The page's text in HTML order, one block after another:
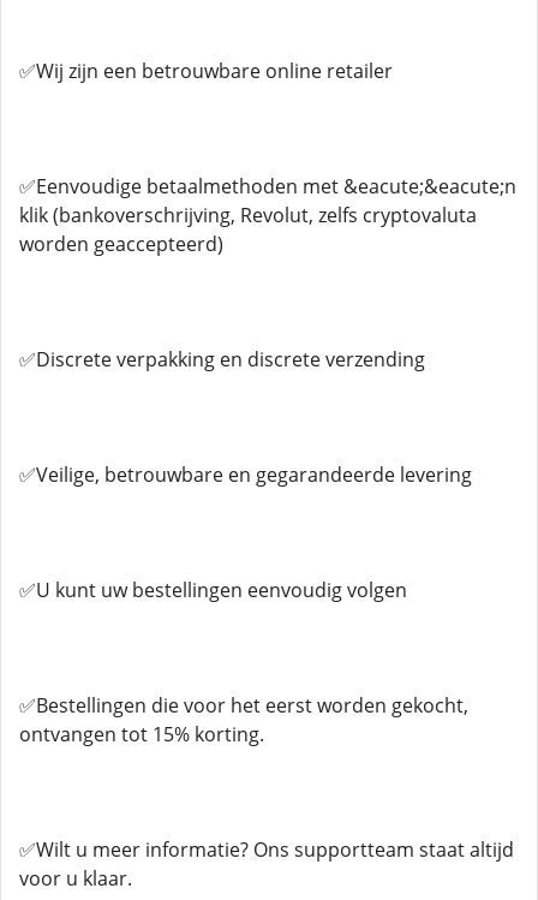
✅Wij zijn een betrouwbare online retailer
✅Eenvoudige betaalmethoden met &eacute;&eacute;n
klik (bankoverschrijving, Revolut, zelfs cryptovaluta
worden geaccepteerd)
✅Discrete verpakking en discrete verzending
✅Veilige, betrouwbare en gegarandeerde levering
✅U kunt uw bestellingen eenvoudig volgen
✅Bestellingen die voor het eerst worden gekocht,
ontvangen tot 15% korting.
✅Wilt u meer informatie? Ons supportteam staat altijd
voor u klaar.